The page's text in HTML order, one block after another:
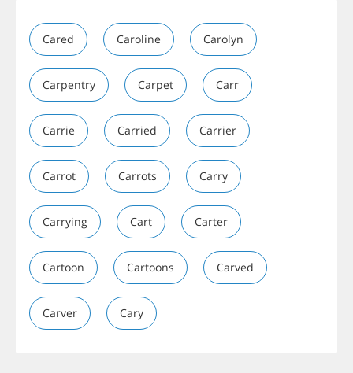
Cared Caroline Carolyn
Carpentry Carpet Carr
Carrie Carried Carrier
Carrot Carrots Carry
Carrying Cart Carter
Cartoon Cartoons Carved
Carver Cary